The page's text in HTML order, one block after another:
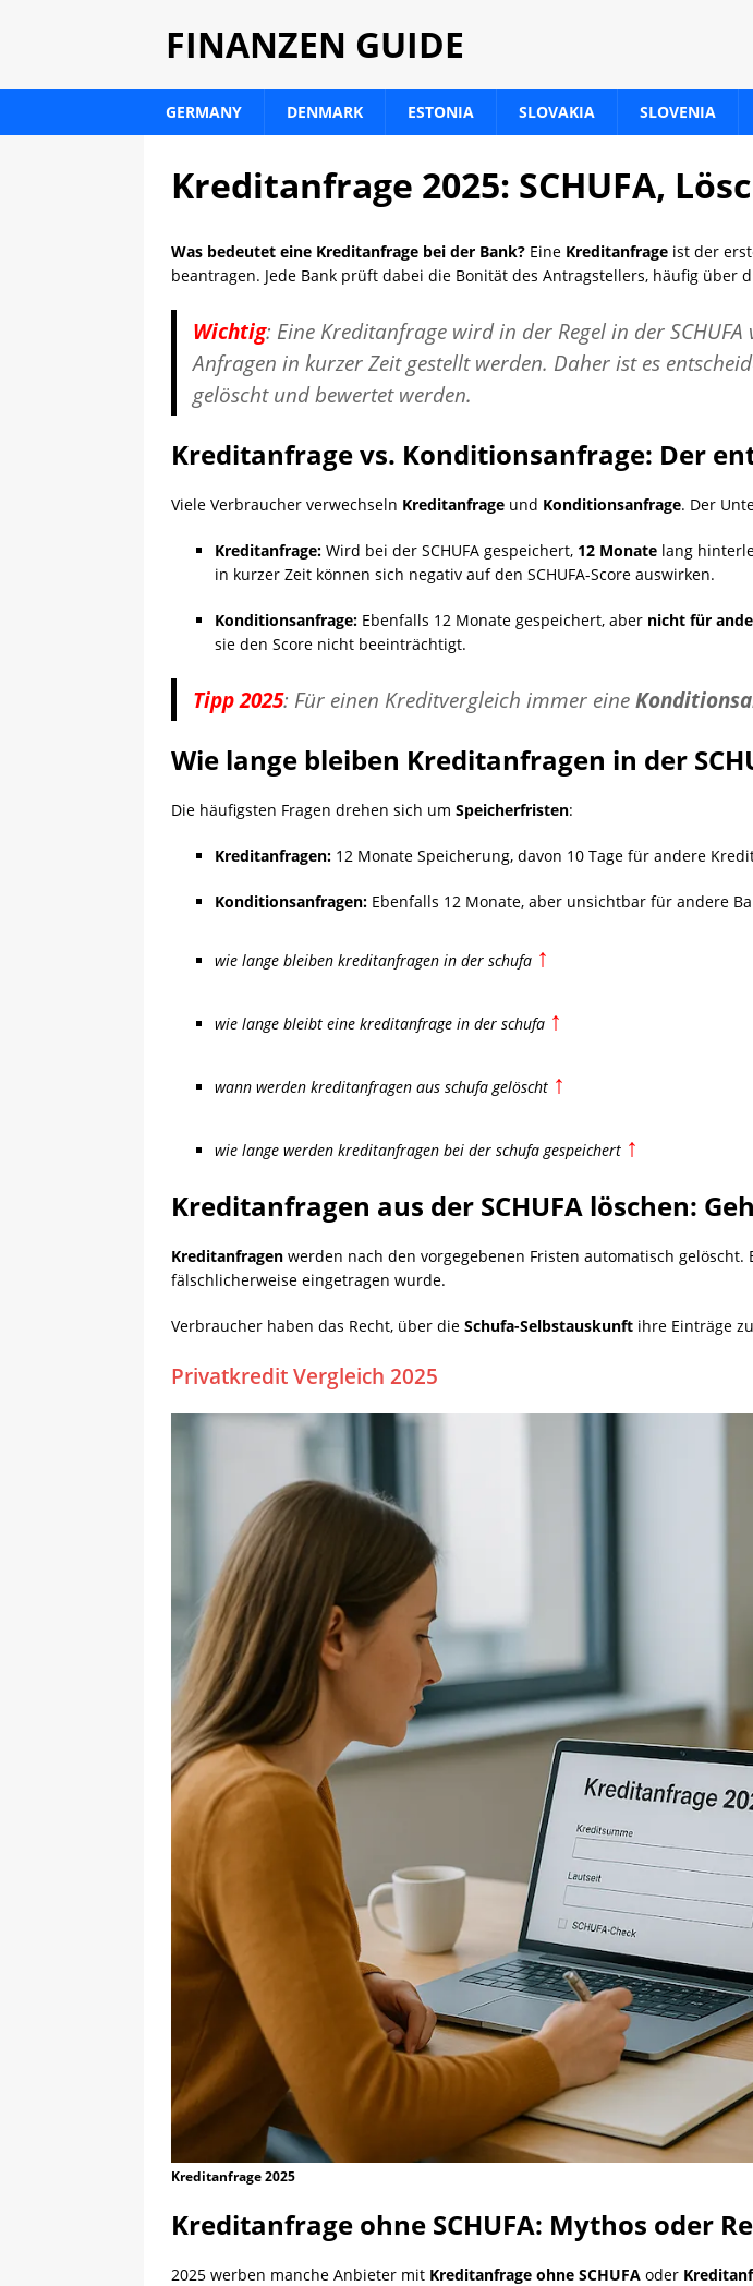
FINANZEN GUIDE
GERMANY DENMARK ESTONIA SLOVAKIA SLOVENIA
Kreditanfrage 2025: SCHUFA,
Was bedeutet eine Kreditanfrage bei der Bank? Eine Kreditanfrage ist der
beantragen. Jede Bank prüft dabei die Bonität des Antragstellers, häufig über
Wichtig: Eine Kreditanfrage wird in der Regel in der
Anfragen in kurzer Zeit gestellt werden. Daher ist es
gelöscht und bewertet werden.
Kreditanfrage vs. Konditionsanfrage: Der
Viele Verbraucher verwechseln Kreditanfrage und Konditionsanfrage. Der
Kreditanfrage: Wird bei der SCHUFA gespeichert, 12 Monate lang
in kurzer Zeit können sich negativ auf den SCHUFA-Score auswirken.
Konditionsanfrage: Ebenfalls 12 Monate gespeichert, aber nicht für
sie den Score nicht beeinträchtigt.
Tipp 2025: Für einen Kreditvergleich immer eine
Wie lange bleiben Kreditanfragen in der
Die häufigsten Fragen drehen sich um Speicherfristen:
Kreditanfragen: 12 Monate Speicherung, davon 10 Tage für andere
Konditionsanfragen: Ebenfalls 12 Monate, aber unsichtbar für andere
wie lange bleiben kreditanfragen in der schufa ↑
wie lange bleibt eine kreditanfrage in der schufa ↑
wann werden kreditanfragen aus schufa gelöscht ↑
wie lange werden kreditanfragen bei der schufa gespeichert ↑
Kreditanfragen aus der SCHUFA löschen:
Kreditanfragen werden nach den vorgegebenen Fristen automatisch
fälschlicherweise eingetragen wurde.
Verbraucher haben das Recht, über die Schufa-Selbstauskunft ihre Einträge
Privatkredit Vergleich 2025
Kreditanfrage 2025
Kreditanfrage ohne SCHUFA: Mythos oder
2025 werben manche Anbieter mit Kreditanfrage ohne SCHUFA oder